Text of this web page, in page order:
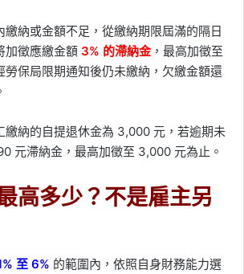
納或金額不足，從繳納期限屆滿的隔日
加徵應繳金額 3% 的滯納金，最高加徵至
勞保局限期通知後仍未繳納，欠繳金額還
繳納的自提退休金為 3,000 元，若逾期未
元滯納金，最高加徵至 3,000 元為止。
高多少？不是雇主另
至 6% 的範圍內，依照自身財務能力選